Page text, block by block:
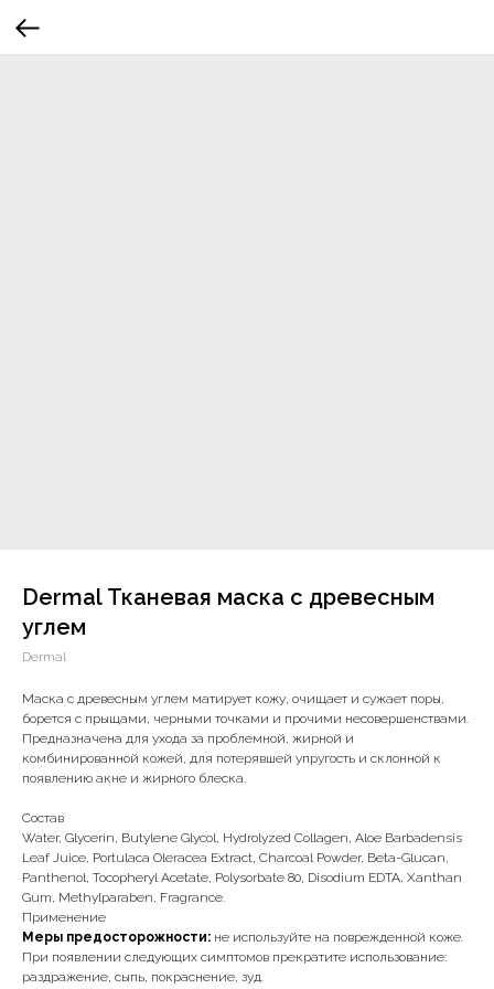
Dermal Тканевая маска с древесным
углем
Dermal
Маска с древесным углем матирует кожу, очищает и сужает поры,
борется с прыщами, черными точками и прочими несовершенствами.
Предназначена для ухода за проблемной, жирной и
комбинированной кожей, для потерявшей упругость и склонной к
появлению акне и жирного блеска.
Состав
Water, Glycerin, Butylene Glycol, Hydrolyzed Collagen, Aloe Barbadensis
Leaf Juice, Portulaca Oleracea Extract, Charcoal Powder, Beta-Glucan,
Panthenol, Tocopheryl Acetate, Polysorbate 80, Disodium EDTA, Xanthan
Gum, Methylparaben, Fragrance.
Применение
Меры предосторожности: не используйте на поврежденной коже.
При появлении следующих симптомов прекратите использование:
раздражение, сыпь, покраснение, зуд.